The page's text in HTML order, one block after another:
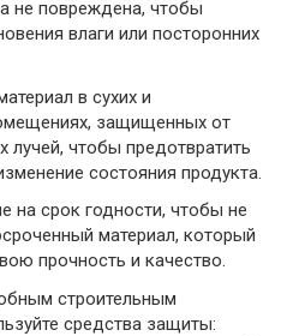
не повреждена, чтобы
влаги или посторонних
в сухих и
защищенных от
лучей, чтобы предотвратить
состояния продукта.
на срок годности, чтобы не
материал, который
прочность и качество.
строительным
средства защиты: